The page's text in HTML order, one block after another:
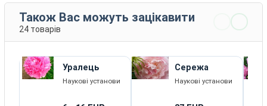
Також Вас можуть зацікавити
24 товарів
Уралець
Наукові установи
Сережа
Наукові установи